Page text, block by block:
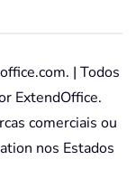
| Todos
ExtendOffice.
comerciais ou
nos Estados